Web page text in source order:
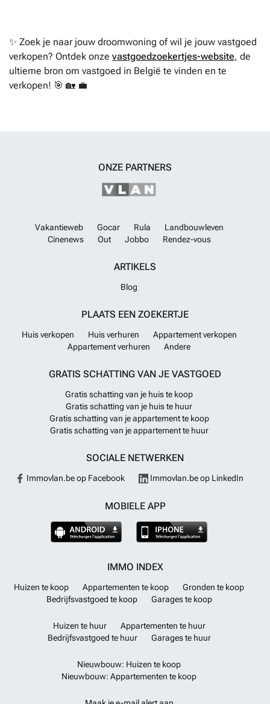
✨ Zoek je naar jouw droomwoning of wil je jouw vastgoed
verkopen? Ontdek onze vastgoedzoekertjes-website, de
ultieme bron om vastgoed in België te vinden en te
verkopen! 🎯 🏡 💼
ONZE PARTNERS
Vakantieweb Gocar Rula
Landbouwleven
Cinenews
Out Jobbo Rendez-vous
ARTIKELS
Blog
PLAATS EEN ZOEKERTJE
Huis verkopen Huis verhuren
Appartement verkopen
Appartement verhuren
Andere
GRATIS SCHATTING VAN JE VASTGOED
Gratis schatting van je huis te koop
Gratis schatting van je huis te huur
Gratis schatting van je appartement te koop
Gratis schatting van je appartement te huur
SOCIALE NETWERKEN
Immovlan.be op Facebook Immovlan.be op LinkedIn
MOBIELE APP
IMMO INDEX
Huizen te koop Appartementen te koop
Gronden te koop
Bedrijfsvastgoed te koop
Garages te koop
Huizen te huur
Appartementen te huur
Bedrijfsvastgoed te huur
Garages te huur
Nieuwbouw: Huizen te koop
Nieuwbouw: Appartementen te koop